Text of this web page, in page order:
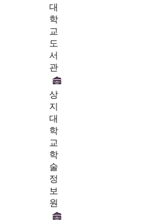
대
학
교
도
서
관
상
지
대
학
교
학
술
정
보
원